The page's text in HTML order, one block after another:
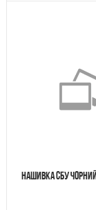
Нашивка СБУ